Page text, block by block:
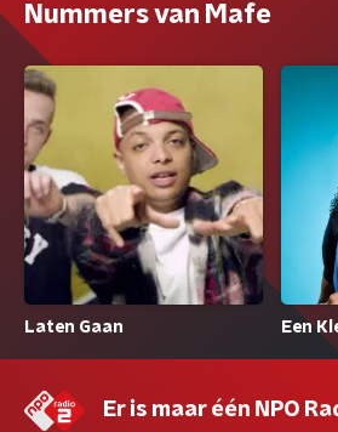
Nummers van Mafe
Laten Gaan Een
Er is maar één NPO